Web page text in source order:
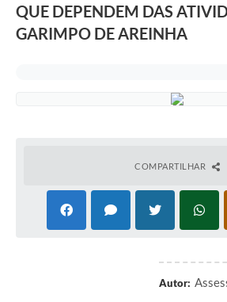
QUE DEPENDEM DAS
GARIMPO DE AREINHA
COMPARTILHAR
Autor: